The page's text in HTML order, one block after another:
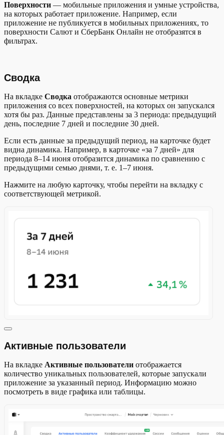
Поверхности — мобильные приложения и умные устройства,
на которых работает приложение. Например, если
приложение не публикуется в мобильных приложениях, то
поверхности Салют и СберБанк Онлайн не отобразятся в
фильтрах.
Сводка
На вкладке Сводка отображаются основные метрики
приложения со всех поверхностей, на которых он запускался
хотя бы раз. Данные представлены за 3 периода: предыдущий
день, последние 7 дней и последние 30 дней.
Если есть данные за предыдущий период, на карточке будет
видна динамика. Например, в карточке «за 7 дней» для
периода 8–14 июня отобразится динамика по сравнению с
предыдущими семью днями, т. е. 1–7 июня.
Нажмите на любую карточку, чтобы перейти на вкладку с
соответствующей метрикой.
Активные пользователи
На вкладке Активные пользователи отображается
количество уникальных пользователей, которые запускали
приложение за указанный период. Информацию можно
посмотреть в виде графика или таблицы.